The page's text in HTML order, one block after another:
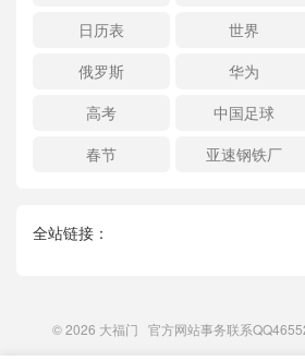
日历表
世界
俄罗斯
华为
高考
中国足球
春节
亚速钢铁厂
全站链接：
© 2026 大福门 官方网站事务联系